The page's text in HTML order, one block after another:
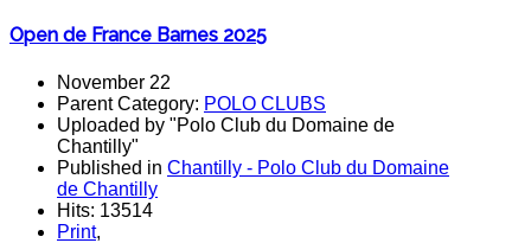
Open de France Barnes 2025
November 22
Parent Category: POLO CLUBS
Uploaded by "Polo Club du Domaine de
Chantilly"
Published in Chantilly - Polo Club du Domaine
de Chantilly
Hits: 13514
Print,